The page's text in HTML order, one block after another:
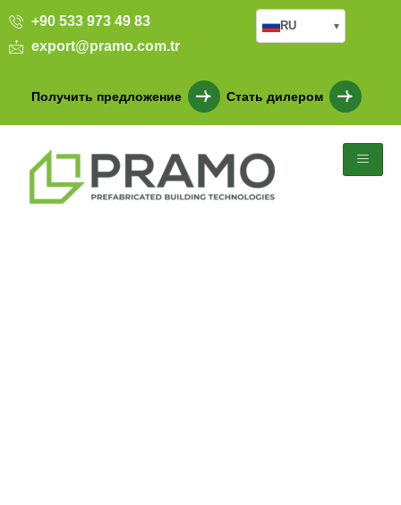
+90 533 973 49 83
export@pramo.com.tr
Получить предложение Стать дилером
RU ▾